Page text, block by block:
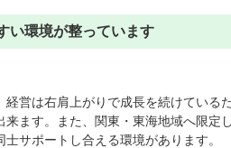
い環境が整っています
経営は右肩上がりで成長を続けている
来ます。また、関東・東海地域へ限定
士サポートし合える環境があります。